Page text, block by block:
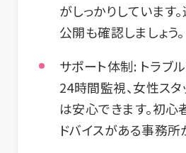
がしっかりしています
公開も確認しましょう。
サポート体制: トラブ
24時間監視、女性スタ
は安心できます。初
ドバイスがある事務所